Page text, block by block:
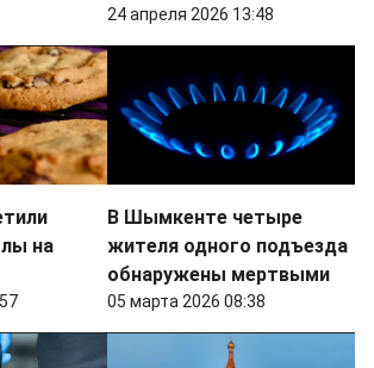
24 апреля 2026 13:48
на
В Шымкенте четыре
жителя одного подъезда
обнаружены мертвыми
05 марта 2026 08:38